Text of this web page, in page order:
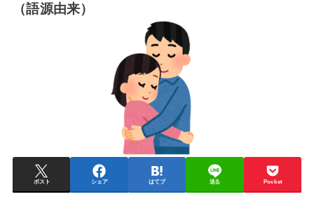
（語源由来）
ポスト シェア はてブ 送る Pocket